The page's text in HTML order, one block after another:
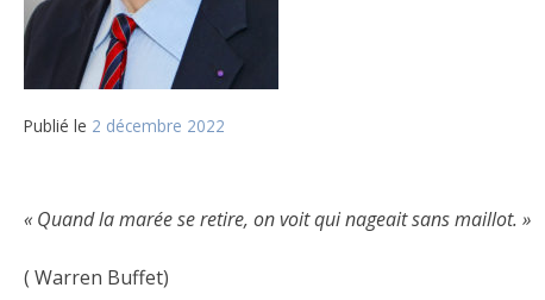
Publié le 2 décembre 2022
« Quand la marée se retire, on voit qui nageait sans maillot. »
( Warren Buffet)